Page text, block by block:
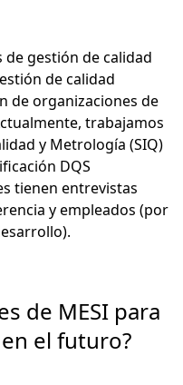
gestión de calidad
de calidad
de organizaciones de
trabajamos
y Metrología (SIQ)
DQS
tienen entrevistas
y empleados (por
de MESI para
el futuro?